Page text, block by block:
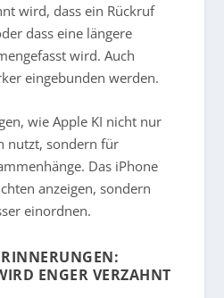
wird, dass ein Rückruf
dass eine längere
wird. Auch
eingebunden werden.
wie Apple KI nicht nur
nutzt, sondern für
Das iPhone
anzeigen, sondern
einordnen.
ENGER VERZAHNT